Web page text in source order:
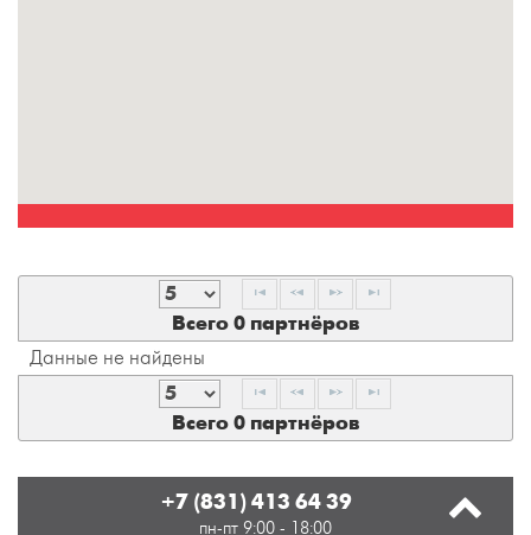
Всего 0 партнёров
Данные не найдены
Всего 0 партнёров
+7 (831) 413 64 39
пн-пт 9:00 - 18:00